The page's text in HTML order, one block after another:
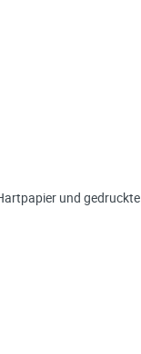
und gedruckte